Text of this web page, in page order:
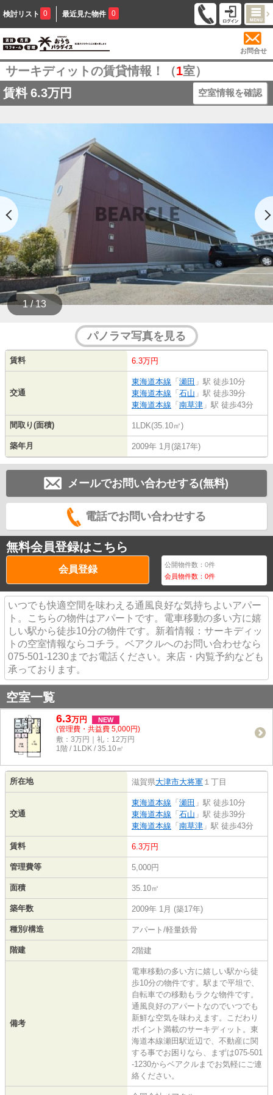
検討リスト 0 最近見た物件 0
お問合せ
サーキディットの賃貸情報！（1室）
賃料 6.3万円 空室情報を確認
1 / 13
パノラマ写真を見る
賃料 6.3万円
交通
東海道本線 「 瀬田 」駅 徒歩10分
東海道本線 「 石山 」駅 徒歩39分
東海道本線 「 南草津 」駅 徒歩43分
間取り(面積) 1LDK(35.10㎡)
築年月 2009年 1月(築17年)
メールでお問い合わせする(無料)
電話でお問い合わせする
無料会員登録はこちら
会員登録 公開物件数：0件
会員物件数：0件
いつでも快適空間を味わえる通風良好な気持ちよいアパー
ト。こちらの物件はアパートです。電車移動の多い方に嬉
しい駅から徒歩10分の物件です。新着情報：サーキディッ
トの空室情報ならコチラ。ベアクルへのお問い合わせなら
075-501-1230までお電話ください。来店・内覧予約なども
承っております。
空室一覧
6.3万円 NEW
(管理費・共益費 5,000円)
敷：3万円｜礼：12万円
1階 / 1LDK / 35.10㎡
所在地 滋賀県大津市大将軍 １丁目
交通
東海道本線 「 瀬田 」駅 徒歩10分
東海道本線 「 石山 」駅 徒歩39分
東海道本線 「 南草津 」駅 徒歩43分
賃料 6.3万円
管理費等 5,000円
面積 35.10㎡
築年数 2009年 1月 (築17年)
種別/構造 アパート/軽量鉄骨
階建 2階建
備考
電車移動の多い方に嬉しい駅から徒
歩10分の物件です。駅まで平坦で、
自転車での移動もラクな物件です。
通風良好のアパートなのでいつでも
新鮮な空気を味わえます。こだわり
ポイント満載のサーキディット。東
海道本線瀬田駅近辺で、不動産に関
する事でお困りなら、まずは075-501
-1230からベアクルまでお気軽にご連
絡ください。